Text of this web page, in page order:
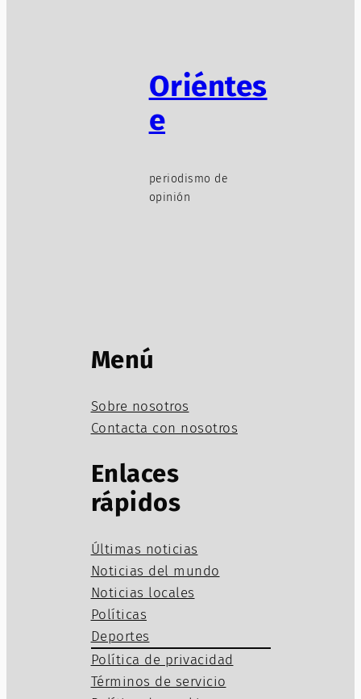
Oriéntes
e
periodismo de
opinión
Menú
Sobre nosotros
Contacta con nosotros
Enlaces
rápidos
Últimas noticias
Noticias del mundo
Noticias locales
Políticas
Deportes
Política de privacidad
Términos de servicio